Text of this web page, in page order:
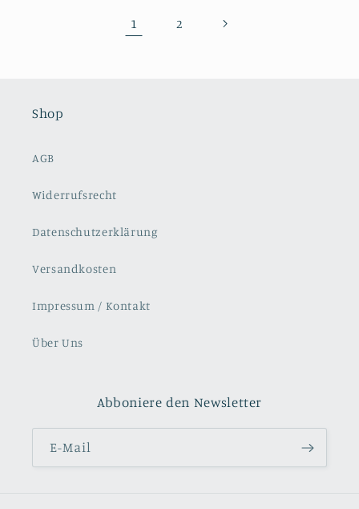
1 2
Shop
AGB
Widerrufsrecht
Datenschutzerklärung
Versandkosten
Impressum / Kontakt
Über Uns
Abboniere den Newsletter
E-Mail